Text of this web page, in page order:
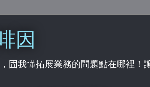
因
固我懂拓展業務的問題點在哪裡！